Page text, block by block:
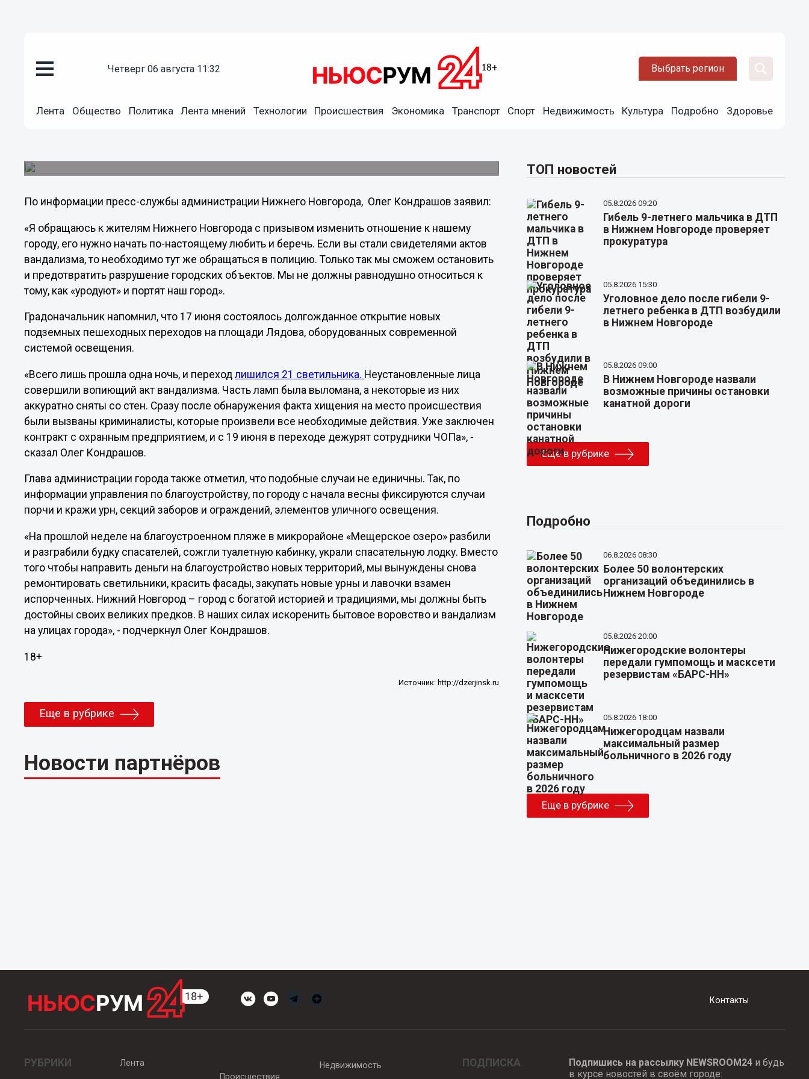
четверг 06 августа 11:32 Выбрать регион
Лента Общество Политика Лента мнений Технологии Происшествия Экономика Транспорт Спорт Недвижимость Культура Подробно Здоровье
Глава администрации Нижнего Новгорода призвал горожан
По информации пресс-службы администрации Нижнего Новгорода, Олег Кондрашов заявил:
«Я обращаюсь к жителям Нижнего Новгорода с призывом изменить отношение к нашему
городу, его нужно начать по-настоящему любить и беречь. Если вы стали свидетелями актов
вандализма, то необходимо тут же обращаться в полицию. Только так мы сможем остановить
и предотвратить разрушение городских объектов. Мы не должны равнодушно относиться к
тому, как «уродуют» и портят наш город».
Градоначальник напомнил, что 17 июня состоялось долгожданное открытие новых
подземных пешеходных переходов на площади Лядова, оборудованных современной
системой освещения.
«Всего лишь прошла одна ночь, и переходлишился 21 светильника. Неустановленные лица
совершили вопиющий акт вандализма. Часть ламп была выломана, а некоторые из них
аккуратно сняты со стен. Сразу после обнаружения факта хищения на место происшествия
были вызваны криминалисты, которые произвели все необходимые действия. Уже заключен
контракт с охранным предприятием, и с 19 июня в переходе дежурят сотрудники ЧОПа», -
сказал Олег Кондрашов.
Глава администрации города также отметил, что подобные случаи не единичны. Так, по
информации управления по благоустройству, по городу с начала весны фиксируются случаи
порчи и кражи урн, секций заборов и ограждений, элементов уличного освещения.
«На прошлой неделе на благоустроенном пляже в микрорайоне «Мещерское озеро» разбили
и разграбили будку спасателей, сожгли туалетную кабинку, украли спасательную лодку. Вместо
того чтобы направить деньги на благоустройство новых территорий, мы вынуждены снова
ремонтировать светильники, красить фасады, закупать новые урны и лавочки взамен
испорченных. Нижний Новгород – город с богатой историей и традициями, мы должны быть
достойны своих великих предков. В наших силах искоренить бытовое воровство и вандализм
на улицах города», - подчеркнул Олег Кондрашов.
18+
Источник: http://dzerjinsk.ru
Еще в рубрике
Новости партнёров
ТОП новостей
05.8.2026 09:20
Гибель 9-летнего мальчика в ДТП
в Нижнем Новгороде проверяет
прокуратура
05.8.2026 15:30
Уголовное дело после гибели 9-
летнего ребенка в ДТП возбудили
в Нижнем Новгороде
05.8.2026 09:00
В Нижнем Новгороде назвали
возможные причины остановки
канатной дороги
Еще в рубрике
Подробно
06.8.2026 08:30
Более 50 волонтерских
организаций объединились в
Нижнем Новгороде
05.8.2026 20:00
Нижегородские волонтеры
передали гумпомощь и масксети
резервистам «БАРС-НН»
05.8.2026 18:00
Нижегородцам назвали
максимальный размер
больничного в 2026 году
Еще в рубрике
Контакты
РУБРИКИ
Лента
Происшествия
Недвижимость ПОДПИСКА Подпишись на рассылку NEWSROOM24и будь
в курсе новостей в своём городе: